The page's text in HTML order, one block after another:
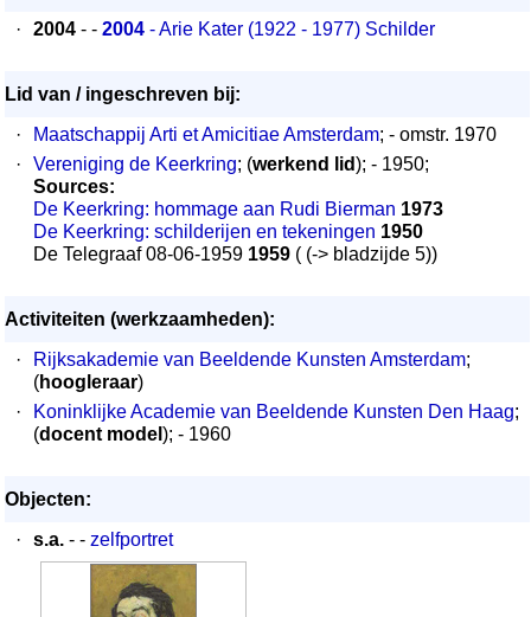
·
2004 - - 2004 - Arie Kater (1922 - 1977) Schilder
Lid van / ingeschreven bij:
·
Maatschappij Arti et Amicitiae Amsterdam; - omstr. 1970
·
Vereniging de Keerkring; (werkend lid); - 1950;
Sources:
De Keerkring: hommage aan Rudi Bierman 1973
De Keerkring: schilderijen en tekeningen 1950
De Telegraaf 08-06-1959 1959 ( (-> bladzijde 5))
Activiteiten (werkzaamheden):
·
Rijksakademie van Beeldende Kunsten Amsterdam;
(hoogleraar)
·
Koninklijke Academie van Beeldende Kunsten Den Haag;
(docent model ); - 1960
Objecten:
·
s.a. - - zelfportret